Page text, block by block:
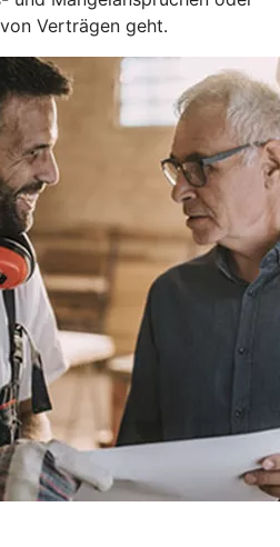
Verträgen geht.